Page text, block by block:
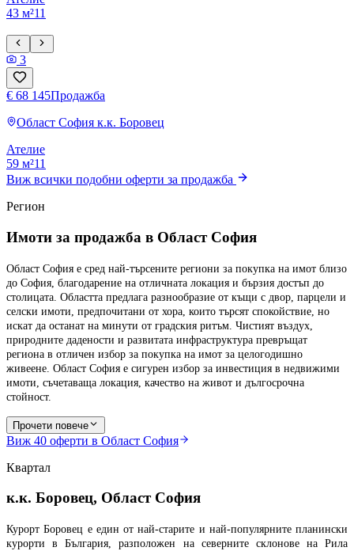
43 м²11
3
€ 68 145Продажба
Област София к.к. Боровец
Ателие
59 м²11
Виж всички подобни оферти за продажба
Регион
Имоти за продажба в Област София
Област София е сред най-търсените региони за покупка на имот близо
до София, благодарение на отличната локация и бързия достъп до
столицата. Областта предлага разнообразие от къщи с двор, парцели и
селски имоти, предпочитани от хора, които търсят спокойствие, но
искат да останат на минути от градския ритъм. Чистият въздух,
природните дадености и развитата инфраструктура превръщат
региона в отличен избор за покупка на имот за целогодишно
живеене. Област София е сигурен избор за инвестиция в недвижими
имоти, съчетаваща локация, качество на живот и дългосрочна
стойност.
Прочети повече
Виж 40 оферти в Област София
Квартал
к.к. Боровец, Област София
Курорт Боровец е един от най-старите и най-популярните планински
курорти в България, разположен на северните склонове на Рила